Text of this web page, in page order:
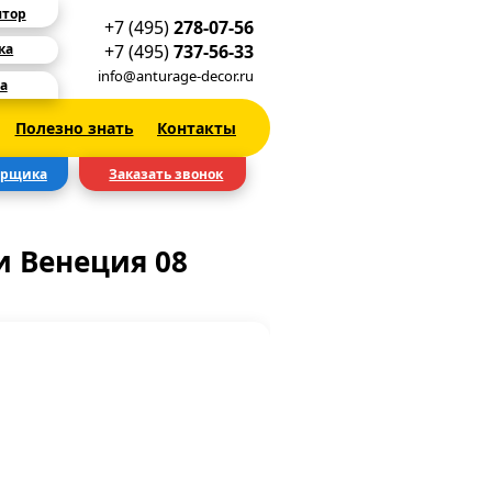
+7 (495)278-07-56
+7 (495)737-56-33
info@anturage-decor.ru
Полезно знать Контакты
Заказать звонок
Венеция 08